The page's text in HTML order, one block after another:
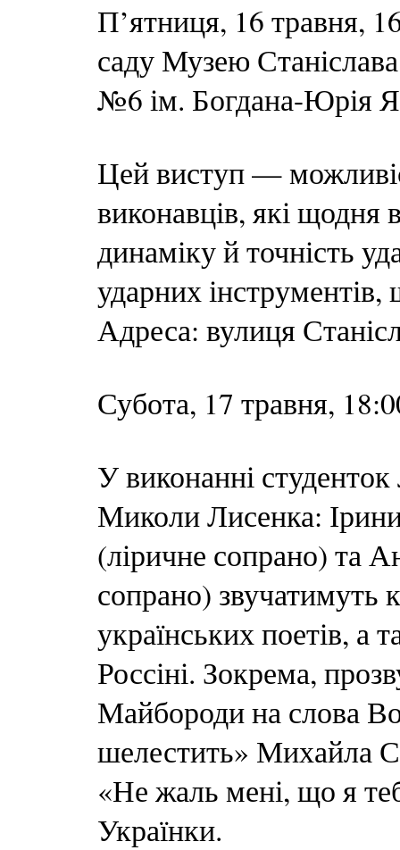
П’ятниця, 16 травня,
саду Музею
№6 ім. Богдана-Юрія
Цей виступ —
виконавців, які щодня
динаміку й точність
ударних
Адреса: вулиця
Субота, 17 травня,
У виконанні студенток
Миколи Лисенка:
(ліричне сопрано) та
сопрано) звучатимуть
українських поетів, а
Россіні. Зокрема,
Майбороди на слова
шелестить» Михайла
«Не жаль мені, що я
Українки.